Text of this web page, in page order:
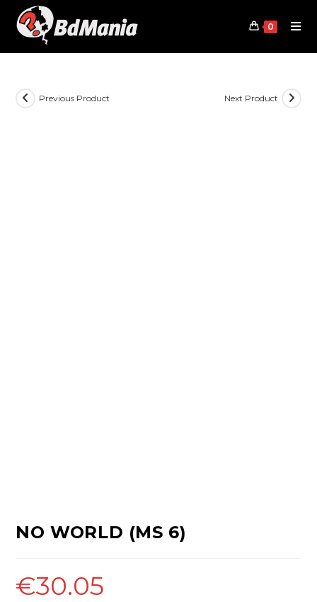
content
0
Previous Product Next Product
NO WORLD (MS 6)
€30.05